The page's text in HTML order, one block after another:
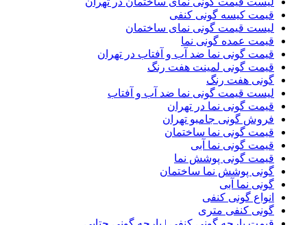
قیمت کیسه گونی کنفی
لیست قیمت گونی نمای ساختمان
قیمت عمده گونی نما
قیمت گونی نما ضد آب و آفتاب در تهران
قیمت گونی لمینت هفت رنگ
گونی هفت رنگ
لیست قیمت گونی نما ضد آب و آفتاب
قیمت گونی نما در تهران
فروش گونی جامبو تهران
قیمت گونی نما ساختمان
قیمت گونی نما آبی
قیمت گونی پوشش نما
گونی پوشش نما ساختمان
گونی نما آبی
انواع گونی کنفی
گونی کنفی متری